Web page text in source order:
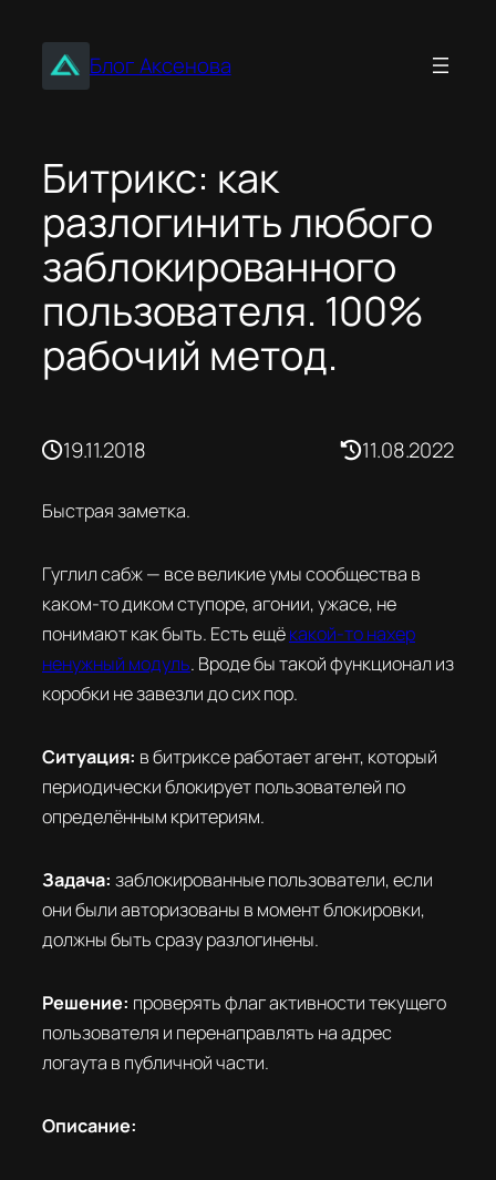
содержимомуБлог Аксенова
Битрикс: как
разлогинить любого
заблокированного
пользователя. 100%
рабочий метод.
19.11.2018 11.08.2022
Быстрая заметка.
Гуглил сабж — все великие умы сообщества в
каком-то диком ступоре, агонии, ужасе, не
понимают как быть. Есть ещёкакой-то нахер
ненужный модуль. Вроде бы такой функционал из
коробки не завезли до сих пор.
Ситуация: в битриксе работает агент, который
периодически блокирует пользователей по
определённым критериям.
Задача: заблокированные пользователи, если
они были авторизованы в момент блокировки,
должны быть сразу разлогинены.
Решение: проверять флаг активности текущего
пользователя и перенаправлять на адрес
логаута в публичной части.
Описание: